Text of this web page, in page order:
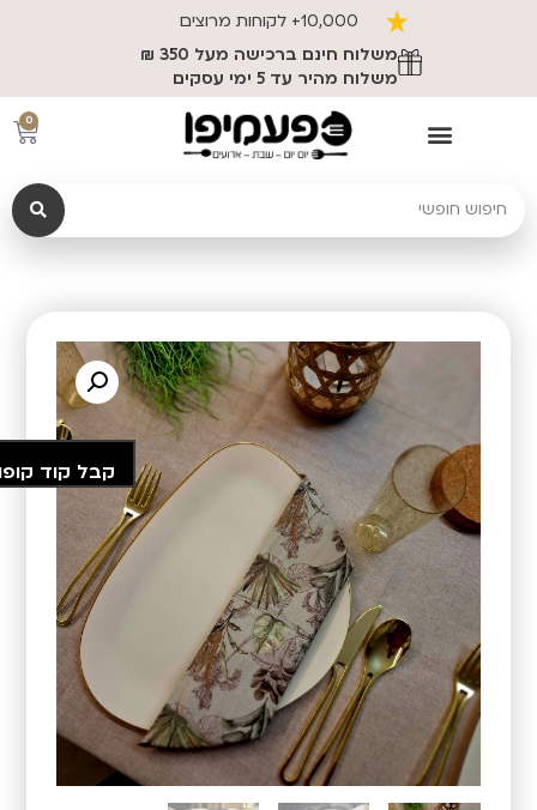
10,000+ לקוחות מרוצים
משלוח חינם ברכישה מעל 350 ₪
משלוח מהיר עד 5 ימי עסקים
0
קבל קוד